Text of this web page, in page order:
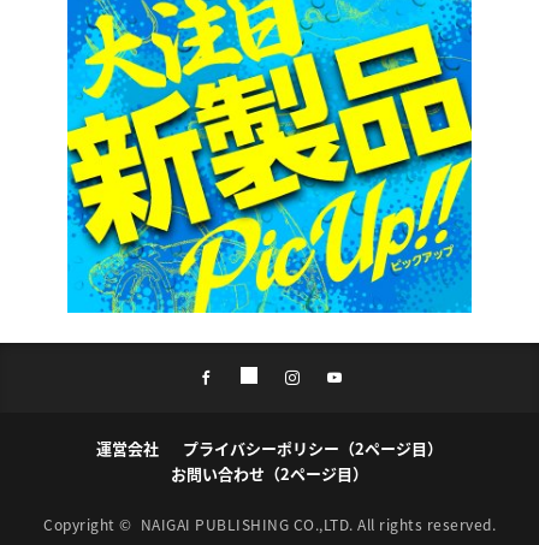
運営会社
プライバシーポリシー（2ページ目）
お問い合わせ（2ページ目）
Copyright © NAIGAI PUBLISHING CO.,LTD. All rights reserved.